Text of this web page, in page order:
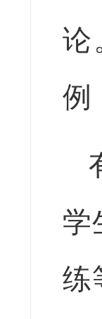
论
例
学
练